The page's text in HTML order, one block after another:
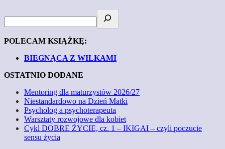
POLECAM KSIĄŻKĘ:
BIEGNĄCA Z WILKAMI
OSTATNIO DODANE
Mentoring dla maturzystów 2026/27
Niestandardowo na Dzień Matki
Psycholog a psychoterapeuta
Warsztaty rozwojowe dla kobiet
Cykl DOBRE ŻYCIE, cz. 1 – IKIGAI – czyli poczucie
sensu życia